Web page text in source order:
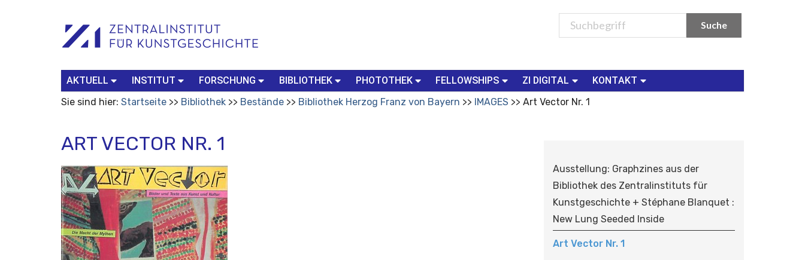
Werkzeuge
Search…
AKTUELL INSTITUT FORSCHUNG BIBLIOTHEK PHOTOTHEK FELLOWSHIPS ZI DIGITAL
KONTAKT
Sie sind hier: Startseite Bibliothek Bestände Bibliothek Herzog Franz von Bayern IMAGES Art Vector Nr. 1
ART VECTOR NR. 1
A
V
I
G
A
T
I
Ausstellung: Graphzines aus der
Bibliothek des Zentralinstituts für
Kunstgeschichte + Stéphane Blanquet :
New Lung Seeded Inside
Art Vector Nr. 1